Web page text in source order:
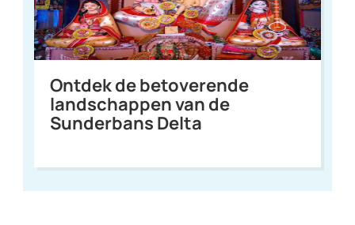
Ontdek de betoverende
landschappen van de
Sunderbans Delta